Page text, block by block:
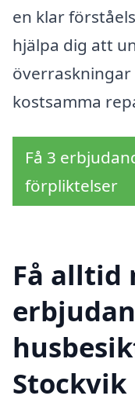
en klar
hjälpa dig att
överraskningar
kostsamma
Få 3
förpliktelser
Få alltid
Stockvik